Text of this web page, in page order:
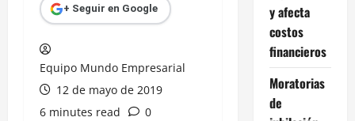
+ Seguir en Google
Equipo Mundo Empresarial
12 de mayo de 2019
6 minutes read
0
y afecta
costos
financieros
Moratorias
de